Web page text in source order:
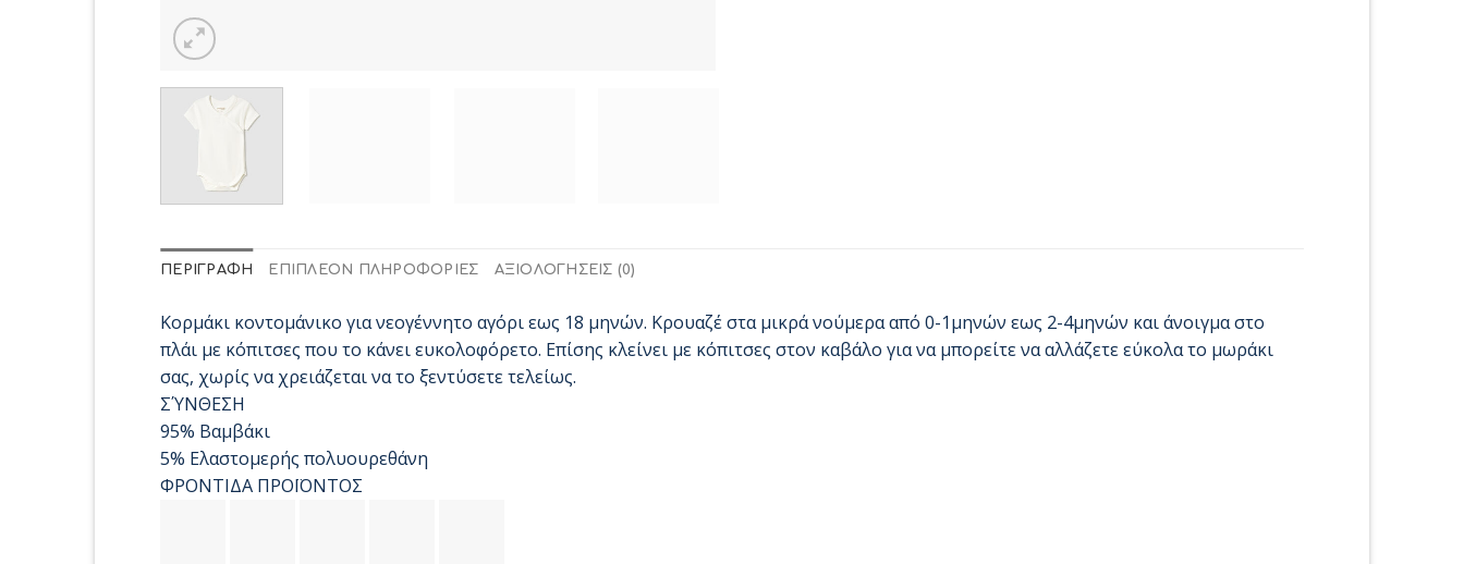
ΠΕΡΙΓΡΑΦΉ ΕΠΙΠΛΈΟΝ ΠΛΗΡΟΦΟΡΊΕΣ ΑΞΙΟΛΟΓΉΣΕΙΣ (0)
Κορμάκι κοντομάνικο για νεογέννητο αγόρι εως 18 μηνών. Κρουαζέ στα μικρά νούμερα από 0-1μηνών εως 2-4μηνών και άνοιγμα στο
πλάι με κόπιτσες που το κάνει ευκολοφόρετο. Επίσης κλείνει με κόπιτσες στον καβάλο για να μπορείτε να αλλάζετε εύκολα το μωράκι
σας, χωρίς να χρειάζεται να το ξεντύσετε τελείως.
ΣΎΝΘΕΣΗ
95% Βαμβάκι
5% Ελαστομερής πολυουρεθάνη
ΦΡΟΝΤΙΔΑ ΠΡΟΪΟΝΤΟΣ